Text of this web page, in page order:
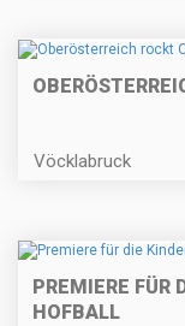
Vöcklabruck
PREMIERE FÜR
HOFBALL